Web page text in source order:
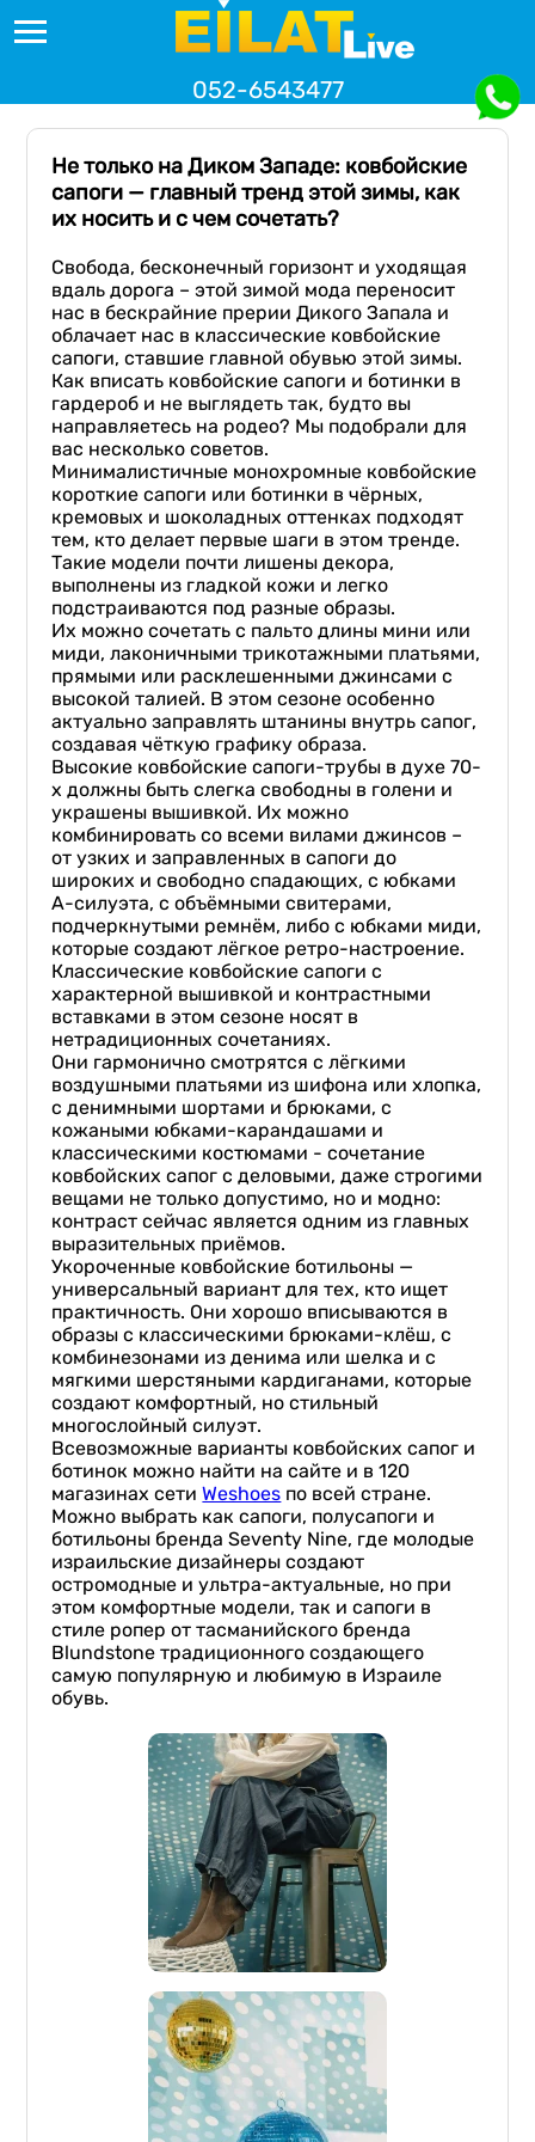
052-6543477
Не только на Диком Западе: ковбойские
сапоги — главный тренд этой зимы, как
их носить и с чем сочетать?
Свобода, бесконечный горизонт и уходящая
вдаль дорога – этой зимой мода переносит
нас в бескрайние прерии Дикого Запала и
облачает нас в классические ковбойские
сапоги, ставшие главной обувью этой зимы.
Как вписать ковбойские сапоги и ботинки в
гардероб и не выглядеть так, будто вы
направляетесь на родео? Мы подобрали для
вас несколько советов.
Минималистичные монохромные ковбойские
короткие сапоги или ботинки в чёрных,
кремовых и шоколадных оттенках подходят
тем, кто делает первые шаги в этом тренде.
Такие модели почти лишены декора,
выполнены из гладкой кожи и легко
подстраиваются под разные образы.
Их можно сочетать с пальто длины мини или
миди, лаконичными трикотажными платьями,
прямыми или расклешенными джинсами с
высокой талией. В этом сезоне особенно
актуально заправлять штанины внутрь сапог,
создавая чёткую графику образа.
Высокие ковбойские сапоги-трубы в духе 70-
х должны быть слегка свободны в голени и
украшены вышивкой. Их можно
комбинировать со всеми вилами джинсов –
от узких и заправленных в сапоги до
широких и свободно спадающих, с юбками
А-силуэта, с объёмными свитерами,
подчеркнутыми ремнём, либо с юбками миди,
которые создают лёгкое ретро-настроение.
Классические ковбойские сапоги с
характерной вышивкой и контрастными
вставками в этом сезоне носят в
нетрадиционных сочетаниях.
Они гармонично смотрятся с лёгкими
воздушными платьями из шифона или хлопка,
с денимными шортами и брюками, с
кожаными юбками-карандашами и
классическими костюмами - сочетание
ковбойских сапог с деловыми, даже строгими
вещами не только допустимо, но и модно:
контраст сейчас является одним из главных
выразительных приёмов.
Укороченные ковбойские ботильоны —
универсальный вариант для тех, кто ищет
практичность. Они хорошо вписываются в
образы с классическими брюками-клёш, с
комбинезонами из денима или шелка и с
мягкими шерстяными кардиганами, которые
создают комфортный, но стильный
многослойный силуэт.
Всевозможные варианты ковбойских сапог и
ботинок можно найти на сайте и в 120
магазинах сетиWeshoes по всей стране.
Можно выбрать как сапоги, полусапоги и
ботильоны бренда Seventy Nine, где молодые
израильские дизайнеры создают
остромодные и ультра-актуальные, но при
этом комфортные модели, так и сапоги в
стиле ропер от тасманийского бренда
Blundstone традиционного создающего
самую популярную и любимую в Израиле
обувь.